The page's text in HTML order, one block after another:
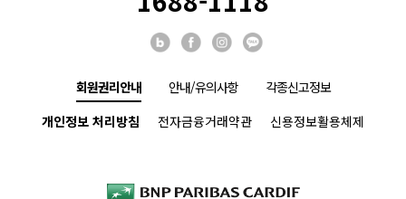
회원권리안내
개인정보 처리방침
전자금융거래약관 신용정보활용체제
안내/유의사항 각종신고정보